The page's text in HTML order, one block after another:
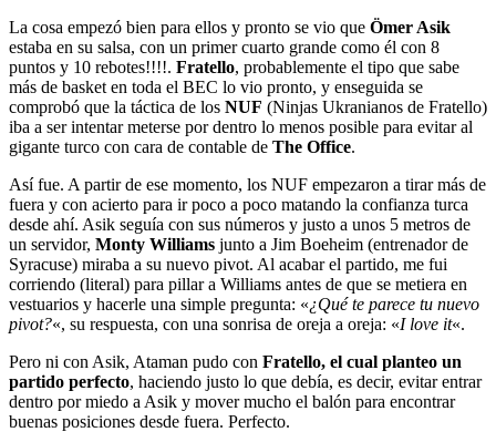
La cosa empezó bien para ellos y pronto se vio que Ömer Asik
estaba en su salsa, con un primer cuarto grande como él con 8
puntos y 10 rebotes!!!!. Fratello, probablemente el tipo que sabe
más de basket en toda el BEC lo vio pronto, y enseguida se
comprobó que la táctica de los NUF (Ninjas Ukranianos de Fratello)
iba a ser intentar meterse por dentro lo menos posible para evitar al
gigante turco con cara de contable de The Office.
Así fue. A partir de ese momento, los NUF empezaron a tirar más de
fuera y con acierto para ir poco a poco matando la confianza turca
desde ahí. Asik seguía con sus números y justo a unos 5 metros de
un servidor, Monty Williams junto a Jim Boeheim (entrenador de
Syracuse) miraba a su nuevo pivot. Al acabar el partido, me fui
corriendo (literal) para pillar a Williams antes de que se metiera en
vestuarios y hacerle una simple pregunta: «¿Qué te parece tu nuevo
pivot?«, su respuesta, con una sonrisa de oreja a oreja: «I love it«.
Pero ni con Asik, Ataman pudo con Fratello, el cual planteo un
partido perfecto, haciendo justo lo que debía, es decir, evitar entrar
dentro por miedo a Asik y mover mucho el balón para encontrar
buenas posiciones desde fuera. Perfecto.